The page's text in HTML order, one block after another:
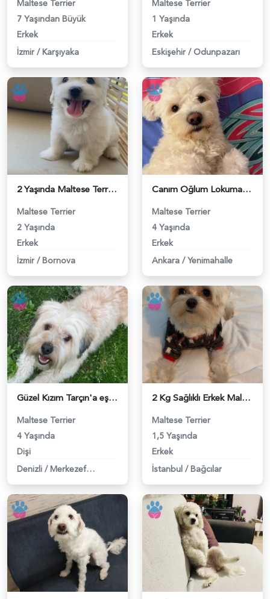
Maltese Terrier
7 Yaşından Büyük
Erkek
İzmir / Karşıyaka
Maltese Terrier
1 Yaşında
Erkek
Eskişehir / Odunpazarı
2 Yaşında Maltese Terrier Köpeğime Eş Arıyorum - 118983912
Maltese Terrier
2 Yaşında
Erkek
İzmir / Bornova
Canım Oğlum Lokuma Eş Arıyoruz - 118983903
Maltese Terrier
4 Yaşında
Erkek
Ankara / Yenimahalle
Güzel Kızım Tarçın'a eş arıyorum - 118983728
Maltese Terrier
4 Yaşında
Dişi
Denizli / Merkezefendi
2 Kg Sağlıklı Erkek Maltese Terrier Oğluma Dişi Eş Arıyoruz - 118983603
Maltese Terrier
1,5 Yaşında
Erkek
İstanbul / Bağcılar